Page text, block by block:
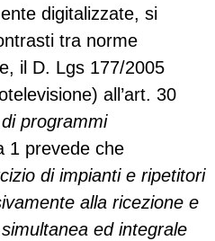
digitalizzate, si
tra norme
il D. Lgs 177/2005
all’art. 30
programmi
1 prevede che
di impianti e ripetitori
alla ricezione e
ed integrale